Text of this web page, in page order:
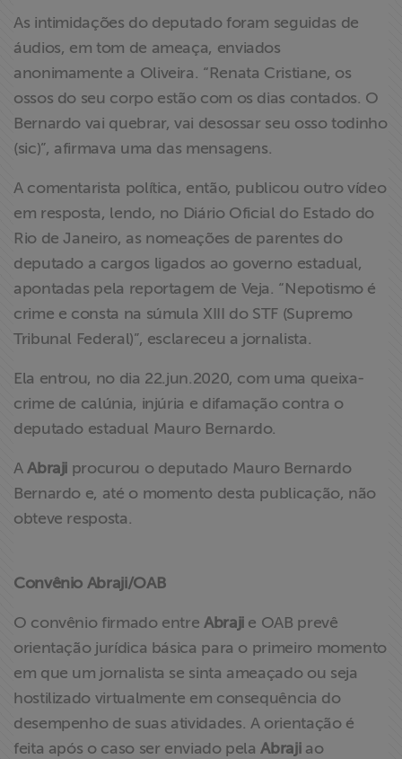
As intimidações do deputado foram seguidas de
áudios, em tom de ameaça, enviados
anonimamente a Oliveira. “Renata Cristiane, os
ossos do seu corpo estão com os dias contados. O
Bernardo vai quebrar, vai desossar seu osso todinho
(sic)”, afirmava uma das mensagens.
A comentarista política, então, publicou outro vídeo
em resposta, lendo, no Diário Oficial do Estado do
Rio de Janeiro, as nomeações de parentes do
deputado a cargos ligados ao governo estadual,
apontadas pela reportagem de Veja. “Nepotismo é
crime e consta na súmula XIII do STF (Supremo
Tribunal Federal)”, esclareceu a jornalista.
Ela entrou, no dia 22.jun.2020, com uma queixa-
crime de calúnia, injúria e difamação contra o
deputado estadual Mauro Bernardo.
AAbraji procurou o deputado Mauro Bernardo
Bernardo e, até o momento desta publicação, não
obteve resposta.
Convênio Abraji/OAB
O convênio firmado entre Abrajie OAB prevê
orientação jurídica básica para o primeiro momento
em que um jornalista se sinta ameaçado ou seja
hostilizado virtualmente em consequência do
desempenho de suas atividades. A orientação é
feita após o caso ser enviado pelaAbrajiao